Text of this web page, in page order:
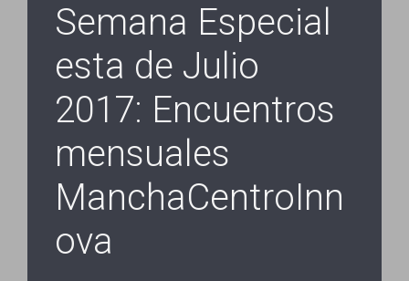
Semana Especial
esta de Julio
2017: Encuentros
mensuales
ManchaCentroInn
ova